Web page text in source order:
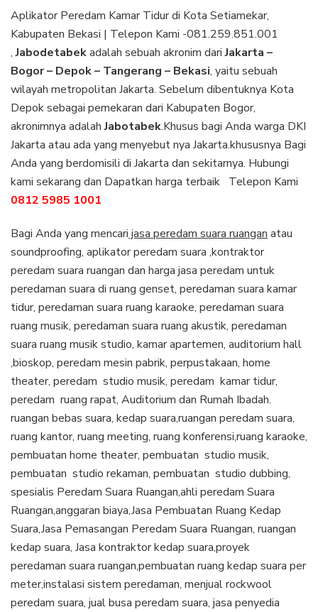
Aplikator Peredam Kamar Tidur di Kota Setiamekar,
Kabupaten Bekasi | Telepon Kami -081.259.851.001
,Jabodetabekadalah sebuah akronim dariJakarta –
Bogor – Depok – Tangerang – Bekasi, yaitu sebuah
wilayah metropolitan Jakarta. Sebelum dibentuknya Kota
Depok sebagai pemekaran dari Kabupaten Bogor,
akronimnya adalahJabotabek.Khusus bagi Anda warga DKI
Jakarta atau ada yang menyebut nya Jakarta.khususnya Bagi
Anda yang berdomisili di Jakarta dan sekitarnya. Hubungi
kami sekarang dan Dapatkan harga terbaik Telepon Kami
0812 5985 1001
Bagi Anda yang mencari jasa peredam suara ruangan atau
soundproofing, aplikator peredam suara ,kontraktor
peredam suara ruangan dan harga jasa peredam untuk
peredaman suara di ruang genset, peredaman suara kamar
tidur, peredaman suara ruang karaoke, peredaman suara
ruang musik, peredaman suara ruang akustik, peredaman
suara ruang musik studio, kamar apartemen, auditorium hall
,bioskop, peredam mesin pabrik, perpustakaan, home
theater, peredam studio musik, peredam kamar tidur,
peredam ruang rapat, Auditorium dan Rumah Ibadah.
ruangan bebas suara, kedap suara,ruangan peredam suara,
ruang kantor, ruang meeting, ruang konferensi,ruang karaoke,
pembuatan home theater, pembuatan studio musik,
pembuatan studio rekaman, pembuatan studio dubbing,
spesialis Peredam Suara Ruangan,ahli peredam Suara
Ruangan,anggaran biaya,Jasa Pembuatan Ruang Kedap
Suara,Jasa Pemasangan Peredam Suara Ruangan, ruangan
kedap suara, Jasa kontraktor kedap suara,proyek
peredaman suara ruangan,pembuatan ruang kedap suara per
meter,instalasi sistem peredaman, menjual rockwool
peredam suara, jual busa peredam suara, jasa penyedia